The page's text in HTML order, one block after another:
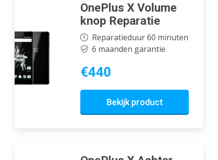
OnePlus X Volume
knop Reparatie
Reparatieduur 60 minuten
6 maanden garantie
€440
Bekijk product